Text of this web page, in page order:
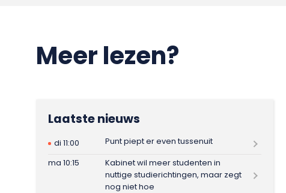
Meer lezen?
Laatste nieuws
di 11:00
Punt piept er even tussenuit
ma 10:15
Kabinet wil meer studenten in
nuttige studierichtingen, maar zegt
nog niet hoe